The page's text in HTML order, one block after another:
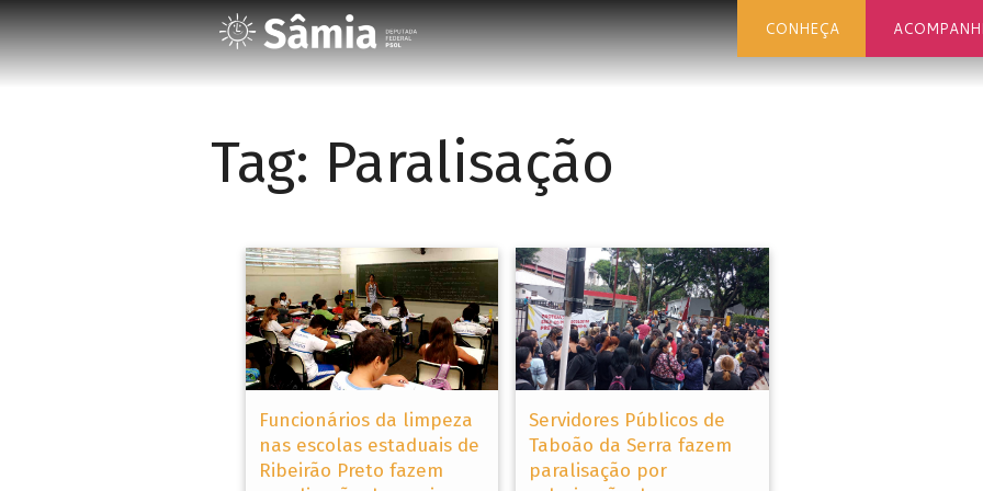
CONHEÇA
Tag: Paralisação
Funcionários da limpeza
nas escolas estaduais de
Ribeirão Preto fazem
Servidores Públicos de
Taboão da Serra fazem
paralisação por